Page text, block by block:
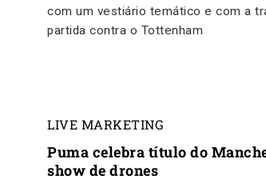
com um vestiário temático e com a
partida contra o Tottenham
LIVE MARKETING
Puma celebra título do
show de drones